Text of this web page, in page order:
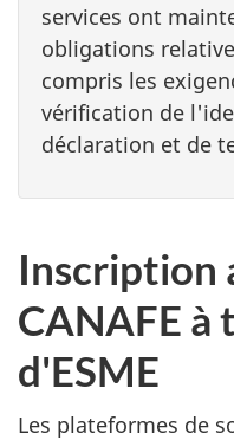
services ont
obligations
compris les
vérification de
déclaration et de
Inscription
CANAFE à
d'ESME
Les plateformes de